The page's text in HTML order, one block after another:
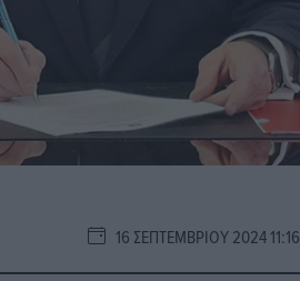
16 ΣΕΠΤΕΜΒΡΊΟΥ 2024 11:16